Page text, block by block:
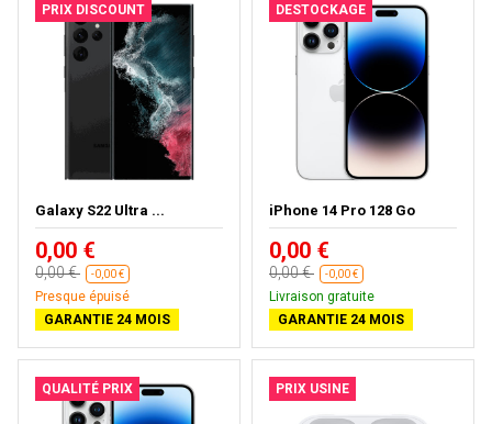
PRIX DISCOUNT
Galaxy S22 Ultra ...
0,00 €
0,00 € -0,00 €
Presque épuisé
GARANTIE 24 MOIS
DESTOCKAGE
iPhone 14 Pro 128 Go
0,00 €
0,00 € -0,00 €
Livraison gratuite
GARANTIE 24 MOIS
QUALITÉ PRIX PRIX USINE